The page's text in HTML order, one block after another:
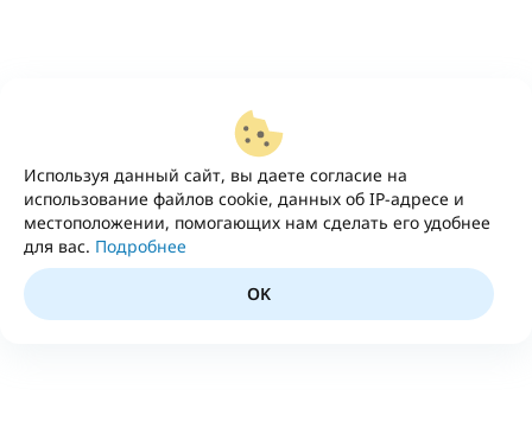
Используя данный сайт, вы даете согласие на
использование файлов cookie, данных об IP-адресе и
местоположении, помогающих нам сделать его удобнее
для вас. Подробнее
OK